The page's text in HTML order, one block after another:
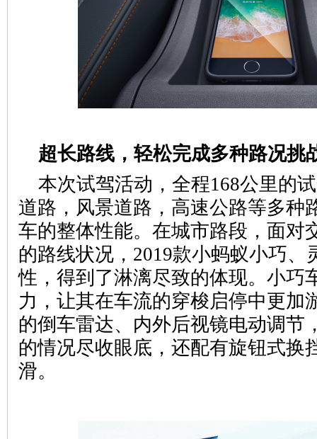
超长路线，轻松完成多种路况挑
本次试驾活动，全程168公里的
道路，风景道路，高速公路等多种
车的整体性能。在城市路段，面对
的路线状况，2019款小蚂蚁小巧、
性，得到了淋漓尽致的体现。小巧
力，让其在车流的穿梭启停中更加
的倒车雷达、内外后视镜电动调节
的情况尽收眼底，还配有旋钮式换
滑。